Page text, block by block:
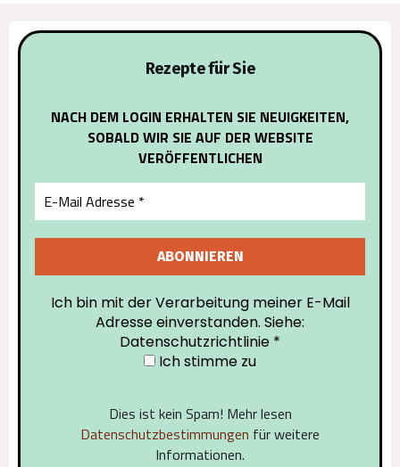
Rezepte für Sie
NACH DEM LOGIN ERHALTEN SIE NEUIGKEITEN,
SOBALD WIR SIE AUF DER WEBSITE
VERÖFFENTLICHEN
Ich bin mit der Verarbeitung meiner E-Mail
Adresse einverstanden. Siehe:
Datenschutzrichtlinie *
Ich stimme zu
Dies ist kein Spam! Mehr lesen
Datenschutzbestimmungen für weitere
Informationen.